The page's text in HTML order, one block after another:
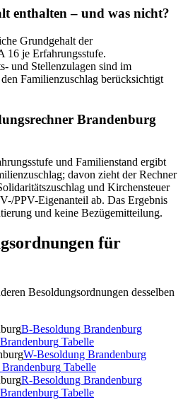
enthalten – und was nicht?
Grundgehalt der
16 je Erfahrungsstufe.
und Stellenzulagen sind im
Familienzuschlag berücksichtigt
Brandenburg
und Familienstand ergibt
davon zieht der Rechner
und Kirchensteuer
PPV-Eigenanteil ab. Das Ergebnis
und keine Bezügemitteilung.
für
Besoldungsordnungen desselben
B-Besoldung Brandenburg
Tabelle
W-Besoldung Brandenburg
Tabelle
R-Besoldung Brandenburg
Tabelle